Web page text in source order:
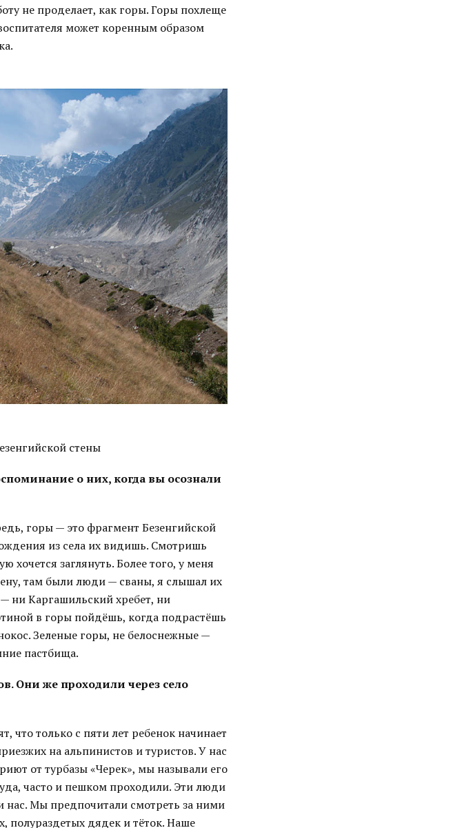
не проделает, как горы. Горы похлеще
может коренным образом
стены
о них, когда вы осознали
горы — это фрагмент Безенгийской
из села их видишь. Смотришь
хочется заглянуть. Более того, у меня
там были люди — сваны, я слышал их
ни Каргашильский хребет, ни
в горы пойдёшь, когда подрастёшь
Зеленые горы, не белоснежные —
пастбища.
Они же проходили через село
что только с пяти лет ребенок начинает
на альпинистов и туристов. У нас
от турбазы «Черек», мы называли его
часто и пешком проходили. Эти люди
Мы предпочитали смотреть за ними
полураздетых дядек и тёток. Наше